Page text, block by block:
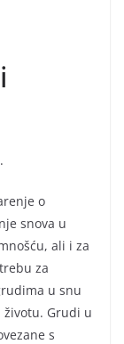
o
snova u
ali i za
za
u snu
Grudi u
s